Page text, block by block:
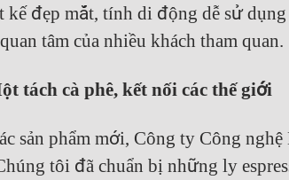
đẹp mắt, tính di động dễ sử dụng
tâm của nhiều khách tham quan.
tách cà phê, kết nối các thế giới
sản phẩm mới, Công ty Công
tôi đã chuẩn bị những ly